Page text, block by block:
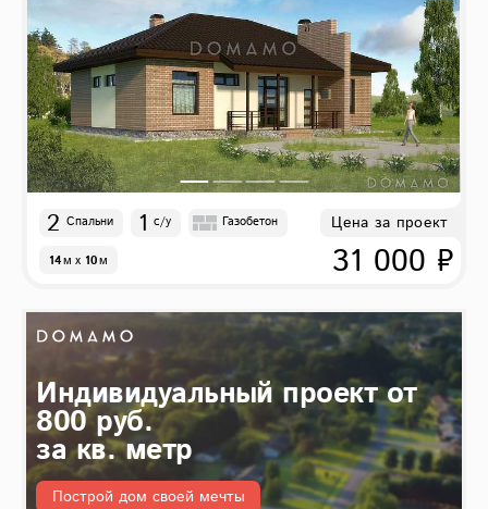
2 Спальни 1 с/у Газобетон
14м x 10м
Цена за проект
31 000 ₽
Индивидуальный проект от
800 руб.
за кв. метр
Построй дом своей мечты